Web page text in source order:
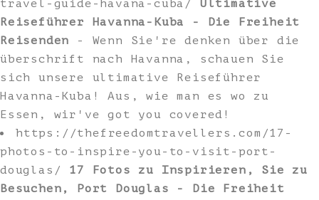
travel-guide-havana-cuba/ Ultimative
Reiseführer Havanna-Kuba - Die Freiheit
Reisenden - Wenn Sie're denken über die
überschrift nach Havanna, schauen Sie
sich unsere ultimative Reiseführer
Havanna-Kuba! Aus, wie man es wo zu
Essen, wir've got you covered!
https://thefreedomtravellers.com/17-
photos-to-inspire-you-to-visit-port-
douglas/ 17 Fotos zu Inspirieren, Sie zu
Besuchen, Port Douglas - Die Freiheit